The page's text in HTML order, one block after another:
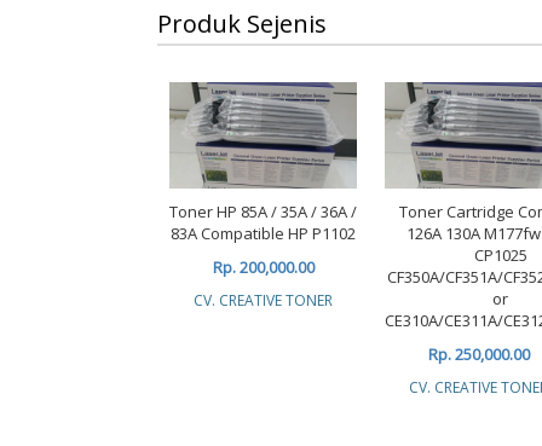
Produk Sejenis
Toner HP 85A / 35A / 36A /
83A Compatible HP P1102
Rp. 200,000.00
CV. CREATIVE TONER
Toner Cartridge
126A 130A
CP1025
CF350A/CF351A/
or
CE310A/CE311A/
Rp. 250,000.00
CV. CREATIVE